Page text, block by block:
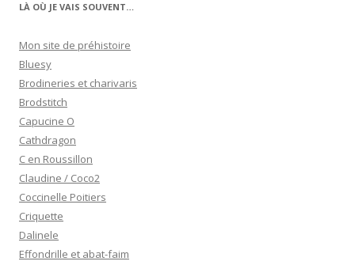
LÀ OÙ JE VAIS SOUVENT…
Mon site de préhistoire
Bluesy
Brodineries et charivaris
Brodstitch
Capucine O
Cathdragon
C en Roussillon
Claudine / Coco2
Coccinelle Poitiers
Criquette
Dalinele
Effondrille et abat-faim